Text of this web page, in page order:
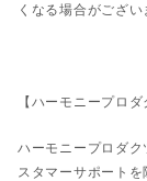
くなる場合がござ
【ハーモニープロ
ハーモニープロダ
スタマーサポートを